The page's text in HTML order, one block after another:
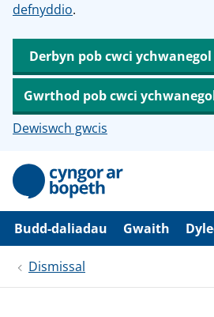
defnyddio.
Derbyn pob cwci ychwanegol
Gwrthod pob cwci
Dewiswch gwcis
N
d
r
Budd-daliadau Gwaith
Dismissal